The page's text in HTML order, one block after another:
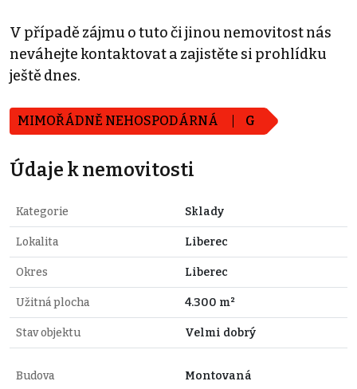
V případě zájmu o tuto či jinou nemovitost nás
neváhejte kontaktovat a zajistěte si prohlídku
ještě dnes.
MIMOŘÁDNĚ NEHOSPODÁRNÁ G
Údaje k nemovitosti
Kategorie Sklady
Lokalita Liberec
Okres Liberec
Užitná plocha 4.300 m²
Stav objektu Velmi dobrý
Budova Montovaná